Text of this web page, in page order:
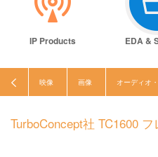
IP Products EDA &
映像 画像 オーディオ
TurboConcept社 TC1600